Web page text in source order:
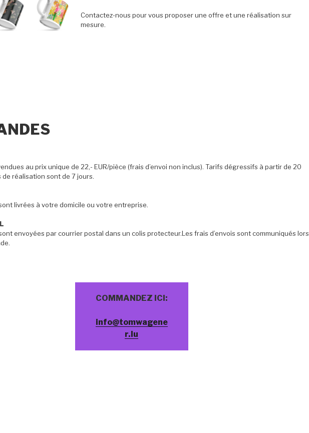
Contactez-nous pour vous proposer une offre et une réalisation sur
mesure.
au prix unique de 22,- EUR/pièce (frais d’envoi non inclus). Tarifs dégressifs à partir de 20
de réalisation sont de 7 jours.
livrées à votre domicile ou votre entreprise.
envoyées par courrier postal dans un colis protecteur.Les frais d’envois sont communiqués lors
COMMANDEZ ICI:
info@tomwagene
r.lu